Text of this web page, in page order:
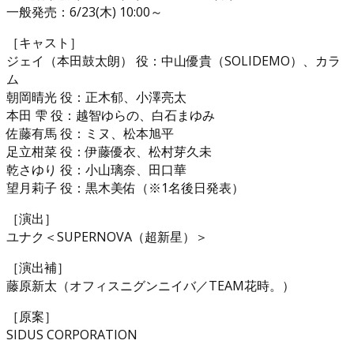
一般発売：6/23(木) 10:00～
［キャスト］
ジェイ（本田鼓太朗） 役：中山優貴（SOLIDEMO）、カラ
ム
朝岡晴光 役：正木郁、小澤亮太
本田 雫 役：越智ゆらの、白石まゆみ
佐藤有馬 役：ミヌ、松本旭平
足立柑菜 役：伊藤優衣、松村芽久未
乾さゆり 役：小山璃奈、田口華
望月莉子 役：黒木美佑（※1名後日発表）
［演出］
ユナク＜SUPERNOVA（超新星）＞
［演出補］
藤原新太（オフィスニグンニイバ／TEAM花時。）
［原案］
SIDUS CORPORATION